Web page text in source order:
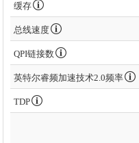
缓存
总线速度
QPI链接数
英特尔睿频加速技术2.0频率
TDP